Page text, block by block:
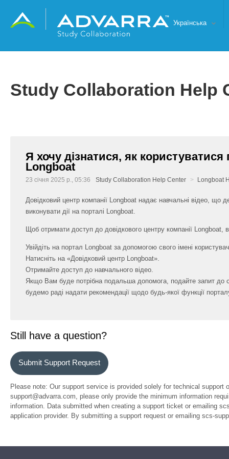
Українська
Study Collaboration Help
Я хочу дізнатися, як
Longboat
23 січня 2025 р., 05:36 Study Collaboration Help Center Longboat
Довідковий центр компанії Longboat надає навчальні відео, що
виконувати дії на порталі Longboat.
Щоб отримати доступ до довідкового центру компанії Longboat,
Увійдіть на портал Longboat за допомогою свого імені
Натисніть на «Довідковий центр Longboat».
Отримайте доступ до навчального відео.
Якщо Вам буде потрібна подальша допомога, подайте запит до
будемо раді надати рекомендації щодо будь-якої функції
Still have a question?
Submit Support Request
Please note: Our support service is provided solely for technical
support@advarra.com, please only provide the minimum information
information. Data submitted when creating a support ticket or emailing
application provider. By submitting a support request or emailing scs-